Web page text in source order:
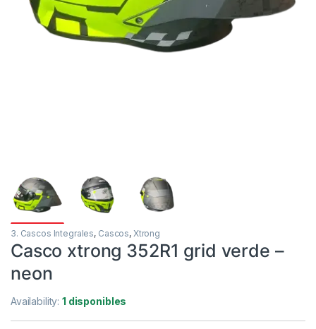
3. Cascos Integrales, Cascos, Xtrong
Casco xtrong 352R1 grid verde –
neon
Availability:1 disponibles